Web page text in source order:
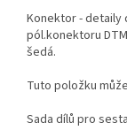
Konektor - detaily
pól.konektoru
šedá.
Tuto položku
Sada dílů pro